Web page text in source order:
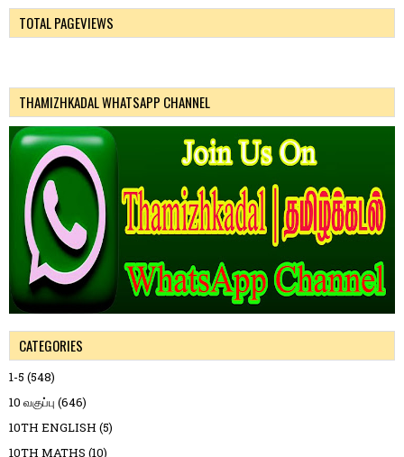
TOTAL PAGEVIEWS
THAMIZHKADAL WHATSAPP CHANNEL
CATEGORIES
1-5 (548)
10 வகுப்பு (646)
10TH ENGLISH (5)
10TH MATHS (10)